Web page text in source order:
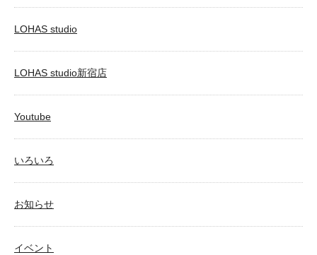
LOHAS studio
LOHAS studio新宿店
Youtube
いろいろ
お知らせ
イベント